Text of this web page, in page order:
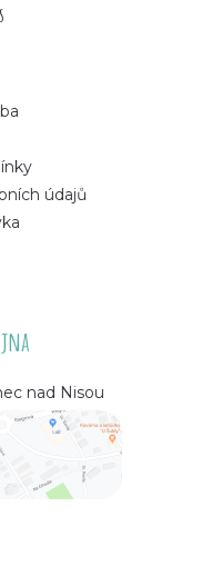
údajů
nad Nisou